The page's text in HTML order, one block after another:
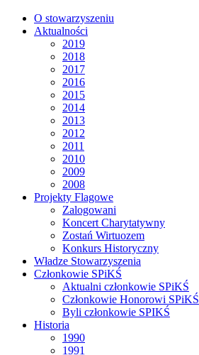
O stowarzyszeniu
Aktualności
2019
2018
2017
2016
2015
2014
2013
2012
2011
2010
2009
2008
Projekty Flagowe
Zalogowani
Koncert Charytatywny
Zostań Wirtuozem
Konkurs Historyczny
Władze Stowarzyszenia
Członkowie SPiKŚ
Aktualni członkowie SPiKŚ
Członkowie Honorowi SPiKŚ
Byli członkowie SPIKŚ
Historia
1990
1991